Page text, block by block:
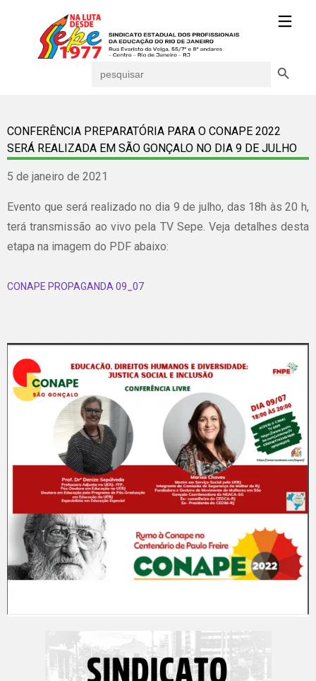
for:
CONFERÊNCIA PREPARATÓRIA PARA O CONAPE 2022
SERÁ REALIZADA EM SÃO GONÇALO NO DIA 9 DE JULHO
5 de janeiro de 2021
Evento que será realizado no dia 9 de julho, das 18h às 20 h,
terá transmissão ao vivo pela TV Sepe. Veja detalhes desta
etapa na imagem do PDF abaixo:
CONAPE PROPAGANDA 09_07